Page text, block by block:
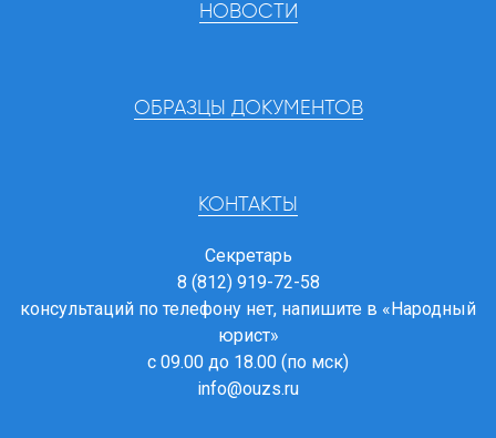
НОВОСТИ
ОБРАЗЦЫ ДОКУМЕНТОВ
КОНТАКТЫ
Секретарь
8 (812) 919-72-58
консультаций по телефону нет, напишите в «Народный
юрист»
с 09.00 до 18.00 (по мск)
info@ouzs.ru